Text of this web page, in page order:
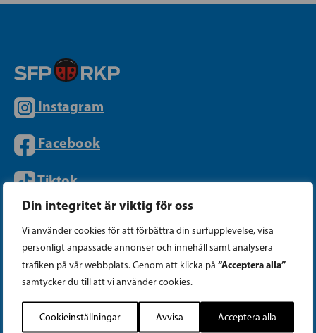
Din integritet är viktig för oss
Vi använder cookies för att förbättra din surfupplevelse, visa
personligt anpassade annonser och innehåll samt analysera
trafiken på vår webbplats. Genom att klicka på “Acceptera alla”
samtycker du till att vi använder cookies.
Cookieinställningar Avvisa Acceptera alla
Instagram
Facebook
Tiktok
PARTIKANSLIET
Telefon (09) 693 070
PB 430, 00101 Helsingfors
Georgsgatan 27, 00100 Helsingfors